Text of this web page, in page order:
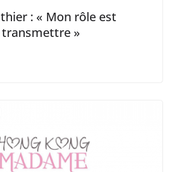
: « Mon rôle est
»